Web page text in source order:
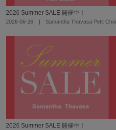
2026 Summer SALE 開催中！
2026-06-26 | Samantha Thavasa Petit
2026 Summer SALE 開催中！